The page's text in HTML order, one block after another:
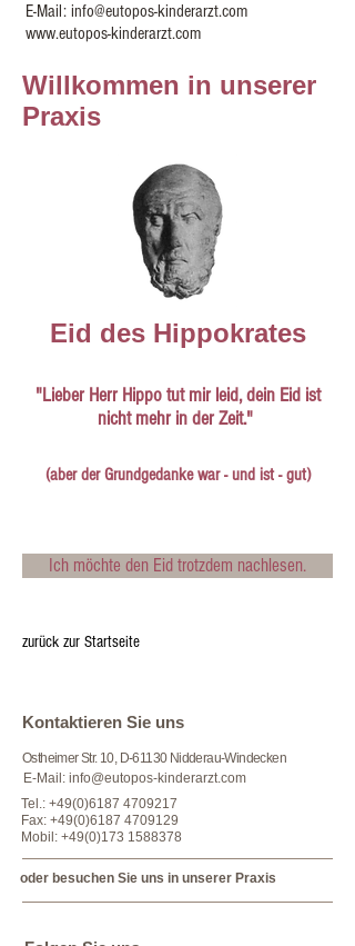
E-Mail: info@eutopos-kinderarzt.com
www.eutopos-kinderarzt.com
Willkommen in unserer
Praxis
Eid des Hippokrates
"Lieber Herr Hippo tut mir leid, dein Eid ist
nicht mehr in der Zeit."
(aber der Grundgedanke war - und ist - gut)
Ich möchte den Eid trotzdem nachlesen.
zurück zur Startseite
​​​Kontaktieren Sie uns
Ostheimer Str. 10, D-61130 Nidderau-Windecken
E-Mail: info@eutopos-kinderarzt.com
Tel.: +49(0)6187 4709217
Fax: +49(0)6187 4709129
Mobil: +49(0)173 1588378
oder besuchen Sie uns in unserer Praxis